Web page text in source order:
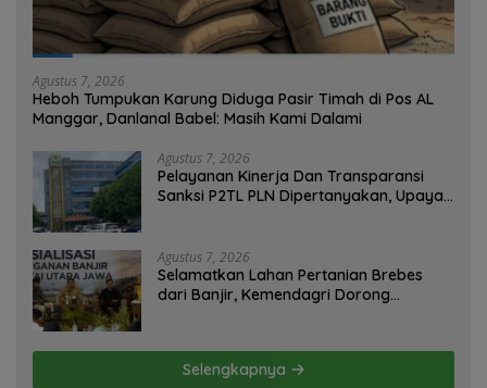
Agustus 7, 2026
Heboh Tumpukan Karung Diduga Pasir Timah di Pos AL
Manggar, Danlanal Babel: Masih Kami Dalami
Agustus 7, 2026
Pelayanan Kinerja Dan Transparansi
Sanksi P2TL PLN Dipertanyakan, Upaya
Agustus 7, 2026
Selamatkan Lahan Pertanian Brebes
dari Banjir, Kemendagri Dorong
Selengkapnya